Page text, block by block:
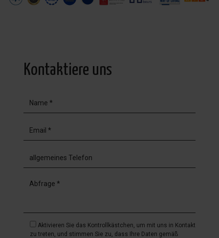
Kontaktiere uns
Aktivieren Sie das Kontrollkästchen, um mit uns in Kontakt
zu treten, und stimmen Sie zu, dass Ihre Daten gemäß